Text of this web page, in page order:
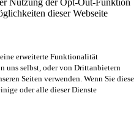
Nutzung der Opt-Out-Funktion
dieser Webseite
erweiterte Funktionalität
uns selbst, oder von Drittanbietern
Seiten verwenden. Wenn Sie diese
oder alle dieser Dienste